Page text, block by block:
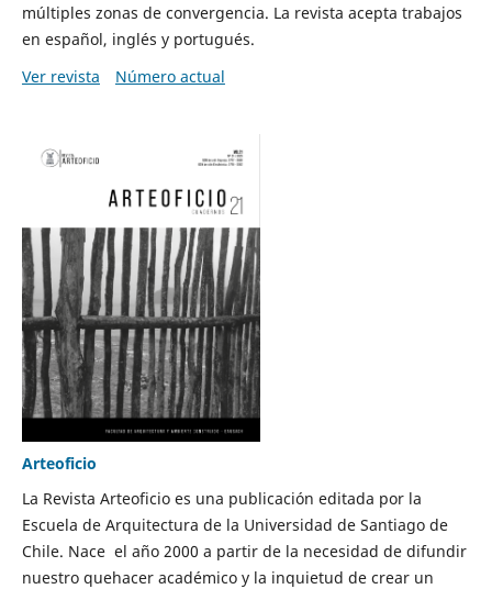
múltiples zonas de convergencia. La revista acepta trabajos
en español, inglés y portugués.
Ver revista
Número actual
Arteoficio
La Revista Arteoficio es una publicación editada por la
Escuela de Arquitectura de la Universidad de Santiago de
Chile. Nace el año 2000 a partir de la necesidad de difundir
nuestro quehacer académico y la inquietud de crear un